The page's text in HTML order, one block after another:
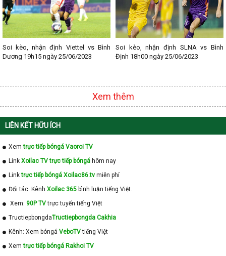
Soi kèo, nhận định Viettel vs Bình
Dương 19h15 ngày 25/06/2023
Soi kèo, nhận định SLNA vs Bình
Định 18h00 ngày 25/06/2023
Xem thêm
LIÊN KẾT HỮU ÍCH
Xemtrực tiếp bóngá Vaoroi TV
Link Xoilac TV trực tiếp bóngá hôm nay
Linktrực tiếp bóngá Xoilac86.tv miễn phí
Đối tác: Kênh Xoilac 365 bình luận tiếng Việt.
Xem: 90P TVtrực tuyến tiếng Việt
TructiepbongdaTructiepbongda Cakhia
Kênh: Xem bóngá VeboTVtiếng Việt
Xemtrực tiếp bóngá Rakhoi TV